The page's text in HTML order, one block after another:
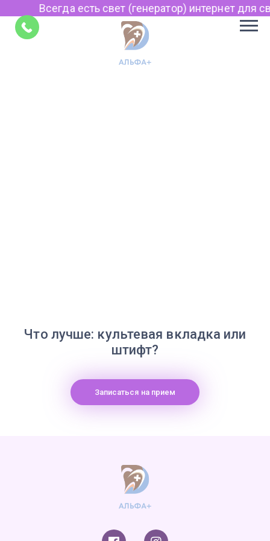
Всегда есть свет (генератор) интернет для
Что лучше: культевая вкладка или
штифт?
Записаться на прием